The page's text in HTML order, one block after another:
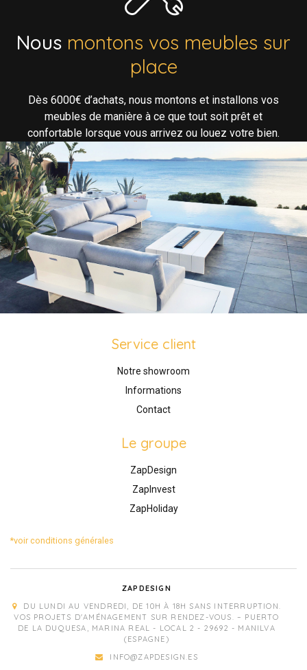
Nous montons vos meubles sur
place
Dès 6000€ d’achats, nous montons et installons vos
meubles de manière à ce que tout soit prêt et
confortable lorsque vous arrivez ou louez votre bien.
Service client
Notre showroom
Informations
Contact
Le groupe
ZapDesign
ZapInvest
ZapHoliday
*voir conditions générales
ZAPDESIGN
DU LUNDI AU VENDREDI, DE 10H À 18H SANS INTERRUPTION.
VOS PROJETS D'AMÉNAGEMENT SUR RENDEZ-VOUS. – PUERTO
DE LA DUQUESA, MARINA REAL - LOCAL 2 - 29692 - MANILVA
(ESPAGNE)
INFO@ZAPDESIGN.ES